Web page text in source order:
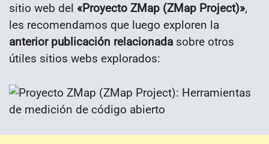
sitio web del «Proyecto ZMap (ZMap Project)»,
les recomendamos que luego exploren la
anterior publicación relacionada sobre otros
útiles sitios webs explorados: